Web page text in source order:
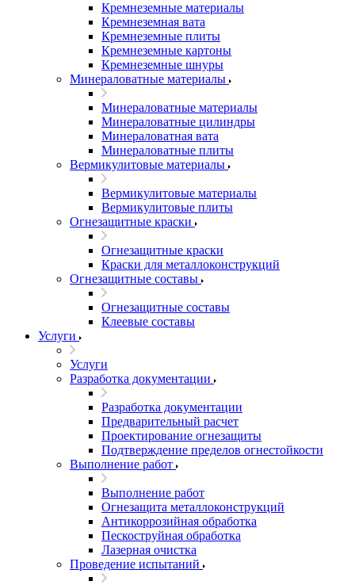
Кремнеземные материалы
Кремнеземная вата
Кремнеземные плиты
Кремнеземные картоны
Кремнеземные шнуры
Минераловатные материалы
Минераловатные материалы
Минераловатные цилиндры
Минераловатная вата
Минераловатные плиты
Вермикулитовые материалы
Вермикулитовые материалы
Вермикулитовые плиты
Огнезащитные краски
Огнезащитные краски
Краски для металлоконструкций
Огнезащитные составы
Огнезащитные составы
Клеевые составы
Услуги
Услуги
Разработка документации
Разработка документации
Предварительный расчет
Проектирование огнезащиты
Подтверждение пределов огнестойкости
Выполнение работ
Выполнение работ
Огнезащита металлоконструкций
Антикоррозийная обработка
Пескоструйная обработка
Лазерная очистка
Проведение испытаний